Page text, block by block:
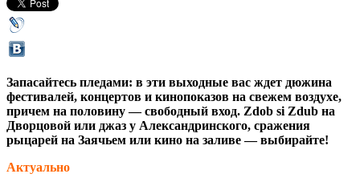
Запасайтесь пледами: в эти выходные вас ждет дюжина
фестивалей, концертов и кинопоказов на свежем воздухе,
причем на половину — свободный вход. Zdob si Zdub на
Дворцовой или джаз у Александринского, сражения
рыцарей на Заячьем или кино на заливе — выбирайте!
Актуально